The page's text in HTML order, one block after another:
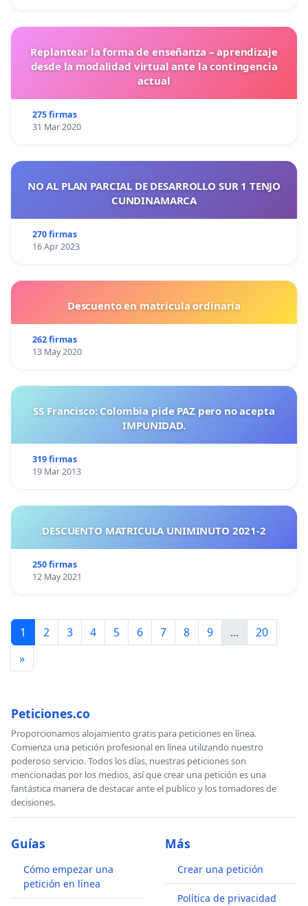
Replantear la forma de enseñanza – aprendizaje
desde la modalidad virtual ante la contingencia
actual
275 firmas
31 Mar 2020
NO AL PLAN PARCIAL DE DESARROLLO SUR 1 TENJO
CUNDINAMARCA
270 firmas
16 Apr 2023
Descuento en matricula ordinaria
262 firmas
13 May 2020
SS Francisco: Colombia pide PAZ pero no acepta
IMPUNIDAD.
319 firmas
19 Mar 2013
DESCUENTO MATRICULA UNIMINUTO 2021-2
250 firmas
12 May 2021
1 2 3 4 5 6 7 8 9 ...
20
»
Peticiones.co
Proporcionamos alojamiento gratis para peticiones en línea.
Comienza una petición profesional en línea utilizando nuestro
poderoso servicio. Todos los días, nuestras peticiones son
mencionadas por los medios, así que crear una petición es una
fantástica manera de destacar ante el publico y los tomadores de
decisiones.
Guías
Cómo empezar una
petición en línea
Más
Crear una petición
Política de privacidad